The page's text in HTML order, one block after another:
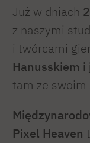
Już w dniach
z naszymi
i twórcami
Hanusskiem i
tam ze swoim
Pixel Heaven